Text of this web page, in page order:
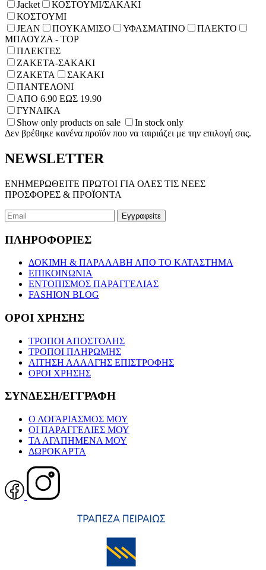
Jacket
ΚΟΣΤΟΥΜΙ/ΣΑΚΑΚΙ
ΚΟΣΤΟΥΜΙ
JEAN
ΠΟΥΚΑΜΙΣΟ ΥΦΑΣΜΑΤΙΝΟ
ΠΛΕΚΤΟ
ΜΠΛΟΥΖΑ - TOP
ΠΛΕΚΤΕΣ
ΖΑΚΕΤΑ-ΣΑΚΑΚΙ
ΖΑΚΕΤΑ
ΣΑΚΑΚΙ
ΠΑΝΤΕΛΟΝΙ
ΑΠΟ 6.90 ΕΩΣ 19.90
ΓΥΝΑΙΚΑ
Show only products on sale
In stock only
Δεν βρέθηκε κανένα προϊόν που να ταιριάζει με την επιλογή σας.
NEWSLETTER
ΕΝΗΜΕΡΩΘΕΙΤΕ ΠΡΩΤΟΙ ΓΙΑ ΟΛΕΣ ΤΙΣ ΝΕΕΣ
ΠΡΟΣΦΟΡΕΣ & ΠΡΟΪΟΝΤΑ
ΠΛΗΡΟΦΟΡΙΕΣ
ΔΟΚΙΜΗ & ΠΑΡΑΛΑΒΗ ΑΠΟ ΤΟ ΚΑΤΑΣΤΗΜΑ
ΕΠΙΚΟΙΝΩΝΙΑ
ΕΝΤΟΠΙΣΜΟΣ ΠΑΡΑΓΓΕΛΙΑΣ
FASHION BLOG
ΟΡΟΙ ΧΡΗΣΗΣ
ΤΡΟΠΟΙ ΑΠΟΣΤΟΛΗΣ
ΤΡΟΠΟΙ ΠΛΗΡΩΜΗΣ
ΑΙΤΗΣΗ ΑΛΛΑΓΗΣ ΕΠΙΣΤΡΟΦΗΣ
ΟΡΟΙ ΧΡΗΣΗΣ
ΣΥΝΔΕΣΗ/ΕΓΓΡΑΦΗ
Ο ΛΟΓΑΡΙΑΣΜΟΣ ΜΟΥ
ΟΙ ΠΑΡΑΓΓΕΛΙΕΣ ΜΟΥ
ΤΑ ΑΓΑΠΗΜΕΝΑ ΜΟΥ
ΔΩΡΟΚΑΡΤΑ